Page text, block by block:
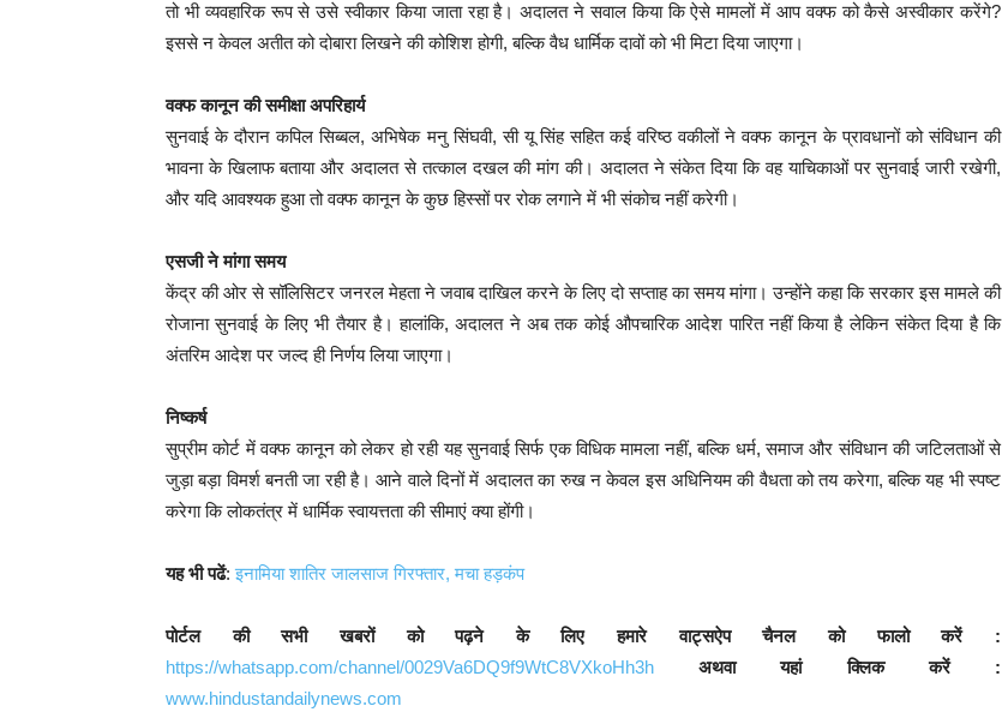
तो भी व्यवहारिक रूप से उसे स्वीकार किया जाता रहा है। अदालत ने सवाल किया कि ऐसे मामलों में आप वक्फ को कैसे अस्वीकार करेंगे?
इससे न केवल अतीत को दोबारा लिखने की कोशिश होगी, बल्कि वैध धार्मिक दावों को भी मिटा दिया जाएगा।
वक्फ कानून की समीक्षा अपरिहार्य
सुनवाई के दौरान कपिल सिब्बल, अभिषेक मनु सिंघवी, सी यू सिंह सहित कई वरिष्ठ वकीलों ने वक्फ कानून के प्रावधानों को संविधान की
भावना के खिलाफ बताया और अदालत से तत्काल दखल की मांग की। अदालत ने संकेत दिया कि वह याचिकाओं पर सुनवाई जारी रखेगी,
और यदि आवश्यक हुआ तो वक्फ कानून के कुछ हिस्सों पर रोक लगाने में भी संकोच नहीं करेगी।
एसजी ने मांगा समय
केंद्र की ओर से सॉलिसिटर जनरल मेहता ने जवाब दाखिल करने के लिए दो सप्ताह का समय मांगा। उन्होंने कहा कि सरकार इस मामले की
रोजाना सुनवाई के लिए भी तैयार है। हालांकि, अदालत ने अब तक कोई औपचारिक आदेश पारित नहीं किया है लेकिन संकेत दिया है कि
अंतरिम आदेश पर जल्द ही निर्णय लिया जाएगा।
निष्कर्ष
सुप्रीम कोर्ट में वक्फ कानून को लेकर हो रही यह सुनवाई सिर्फ एक विधिक मामला नहीं, बल्कि धर्म, समाज और संविधान की जटिलताओं से
जुड़ा बड़ा विमर्श बनती जा रही है। आने वाले दिनों में अदालत का रुख न केवल इस अधिनियम की वैधता को तय करेगा, बल्कि यह भी स्पष्ट
करेगा कि लोकतंत्र में धार्मिक स्वायत्तता की सीमाएं क्या होंगी।
यह भी पढें:इनामिया शातिर जालसाज गिरफ्तार, मचा हड़कंप
पोर्टल की सभी खबरों को पढ़ने के लिए हमारे वाट्सऐप चैनल को फालो करें :
https://whatsapp.com/channel/0029Va6DQ9f9WtC8VXkoHh3h
अथवा यहां क्लिक करें :
www.hindustandailynews.com